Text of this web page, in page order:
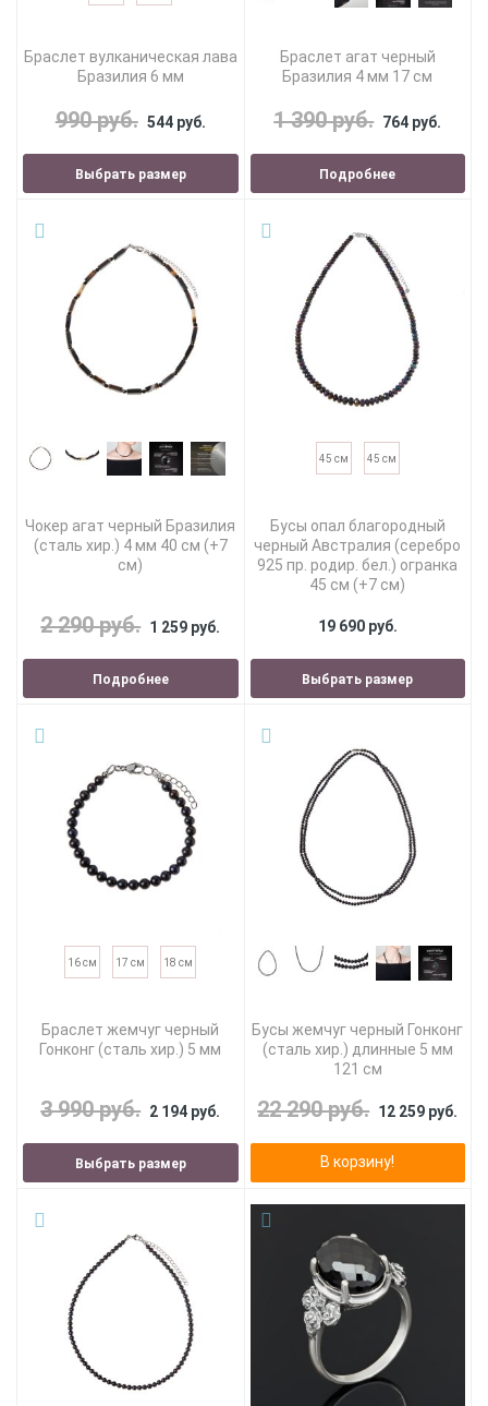
Браслет вулканическая лава
Бразилия 6 мм
990 руб. 544 руб.
Выбрать размер
Браслет агат черный
Бразилия 4 мм 17 см
1 390 руб. 764 руб.
Подробнее
Чокер агат черный Бразилия
(сталь хир.) 4 мм 40 см (+7
см)
2 290 руб. 1 259 руб.
Подробнее
45 см 45 см
Бусы опал благородный
черный Австралия (серебро
925 пр. родир. бел.) огранка
45 см (+7 см)
19 690 руб.
Выбрать размер
16 см 17 см 18 см
Браслет жемчуг черный
Гонконг (сталь хир.) 5 мм
3 990 руб. 2 194 руб.
Выбрать размер
Бусы жемчуг черный Гонконг
(сталь хир.) длинные 5 мм
121 см
22 290 руб. 12 259 руб.
В корзину!